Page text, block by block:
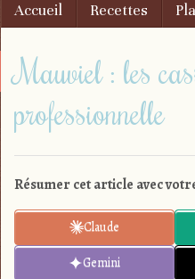
Menu
Skip to content
Accueil Recettes
Mauviel : les
professionnelle
Résumer cet article avec
Claude
Gemini